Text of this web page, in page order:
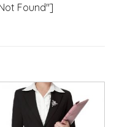
Found"]